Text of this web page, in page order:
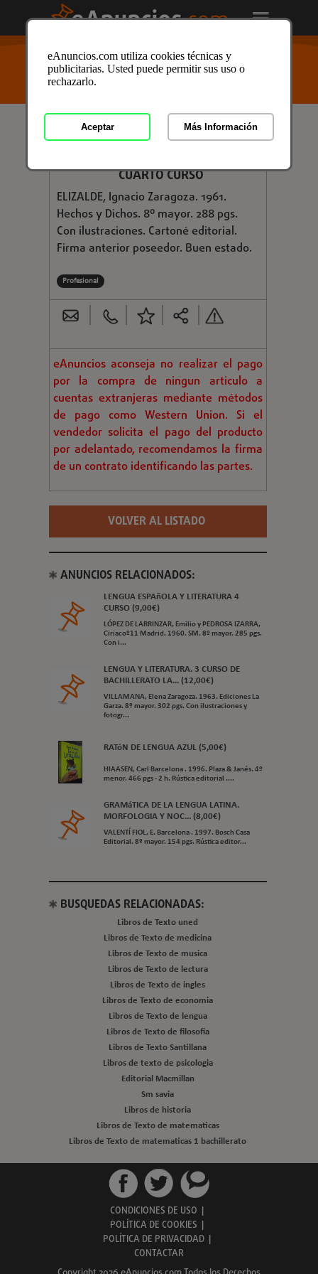
USTED ESTÁ AQUÍ>Anuncios clasificados/Formación
y Libros/Libros y Mas/Libros de Texto/Libros de
Texto en Toledo/ Anuncio ID: 2922174
€ 6,00
CUARTO CURSO
ELIZALDE, Ignacio Zaragoza. 1961.
Hechos y Dichos. 8º mayor. 288 pgs.
Con ilustraciones. Cartoné editorial.
Firma anterior poseedor. Buen estado.
Profesional
eAnuncios aconseja no realizar el pago
por la compra de ningun articulo a
cuentas extranjeras mediante métodos
de pago como Western Union. Si el
vendedor solicita el pago del producto
por adelantado, recomendamos la firma
de un contrato identificando las partes.
VOLVER AL LISTADO
ANUNCIOS RELACIONADOS:
LENGUA ESPAñOLA Y LITERATURA 4
CURSO (9,00€)
LÓPEZ DE LARRINZAR, Emilio y PEDROSA IZARRA,
Ciriacoº11 Madrid. 1960. SM. 8º mayor. 285 pgs.
Con i...
LENGUA Y LITERATURA. 3 CURSO DE
BACHILLERATO LA... (12,00€)
VILLAMANA, Elena Zaragoza. 1963. Ediciones La
Garza. 8º mayor. 302 pgs. Con ilustraciones y
fotogr...
RATóN DE LENGUA AZUL (5,00€)
HIAASEN, Carl Barcelona . 1996. Plaza & Janés. 4º
menor. 466 pgs - 2 h. Rústica editorial ....
GRAMáTICA DE LA LENGUA LATINA.
MORFOLOGIA Y NOC... (8,00€)
VALENTÍ FIOL, E. Barcelona . 1997. Bosch Casa
Editorial. 8º mayor. 154 pgs. Rústica editor...
BUSQUEDAS RELACIONADAS:
Libros de Texto uned
Libros de Texto de medicina
Libros de Texto de musica
Libros de Texto de lectura
Libros de Texto de ingles
Libros de Texto de economia
Libros de Texto de lengua
Libros de Texto de filosofia
Libros de Texto Santillana
Libros de texto de psicologia
Editorial Macmillan
Sm savia
Libros de historia
Libros de Texto de matematicas
Libros de Texto de matematicas 1 bachillerato
CONDICIONES DE USO |
POLÍTICA DE COOKIES |
POLÍTICA DE PRIVACIDAD |
CONTACTAR
eAnuncios.com utiliza cookies técnicas y
publicitarias. Usted puede permitir sus uso o
rechazarlo.
Aceptar Más Información